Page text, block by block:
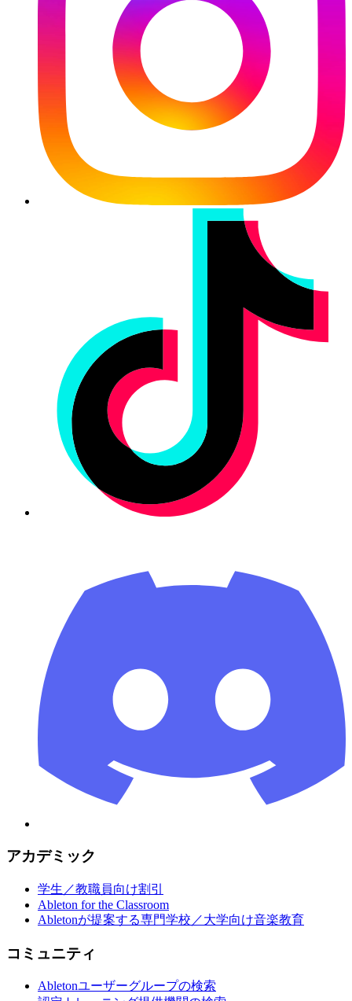
アカデミック
学生／教職員向け割引
Ableton for the Classroom
Abletonが提案する専門学校／大学向け音楽教育
コミュニティ
Abletonユーザーグループの検索